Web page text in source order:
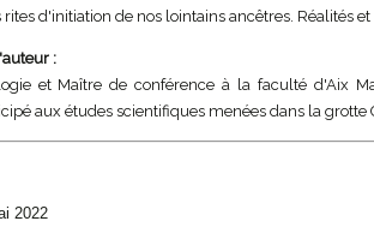
rites d'initiation de nos lointains ancêtres. Réalités
:
et Maître de conférence à la faculté d'Aix
aux études scientifiques menées dans la
2022